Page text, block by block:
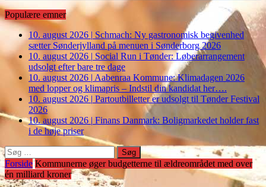
Populære emner
10. august 2026 | Schmach: Ny gastronomisk begivenhed
sætter Sønderjylland på menuen i Sønderborg 2026
10. august 2026 | Social Run i Tønder: Løberarrangement
udsolgt efter bare tre dage
10. august 2026 | Aabenraa Kommune: Klimadagen 2026
med lopper og klimapris – Indstil din kandidat her….
10. august 2026 | Partoutbilletter er udsolgt til Tønder Festival
2026
10. august 2026 | Finans Danmark: Boligmarkedet holder fast
i de høje priser
Søg
efter:
Forside Kommunerne øger budgetterne til ældreområdet med over
én milliard kroner